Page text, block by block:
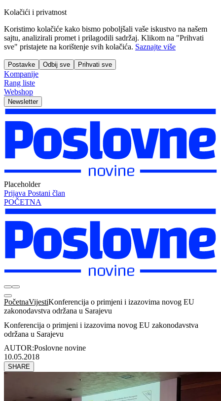
Kolačići i privatnost
Koristimo kolačiće kako bismo poboljšali vaše iskustvo na našem
sajtu, analizirali promet i prilagodili sadržaj. Klikom na "Prihvati
sve" pristajete na korištenje svih kolačića. Saznajte više
Postavke Odbij sve Prihvati sve
Kompanije
Rang liste
Webshop
Newsletter
Placeholder
Prijava Postani član
POČETNA
PočetnaVijestiKonferencija o primjeni i izazovima novog EU
zakonodavstva održana u Sarajevu
Konferencija o primjeni i izazovima novog EU zakonodavstva
održana u Sarajevu
AUTOR:Poslovne novine
10.05.2018
SHARE